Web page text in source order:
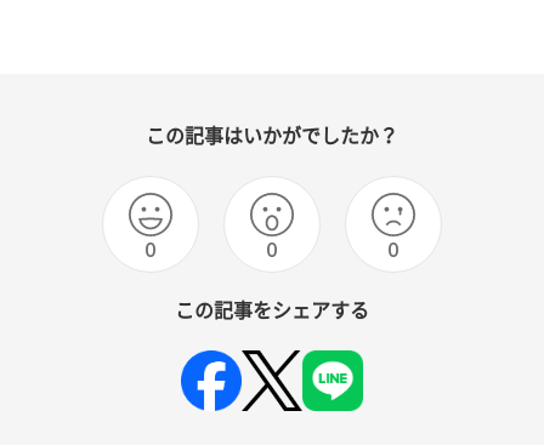
この記事はいかがでしたか？
0 0 0
この記事をシェアする